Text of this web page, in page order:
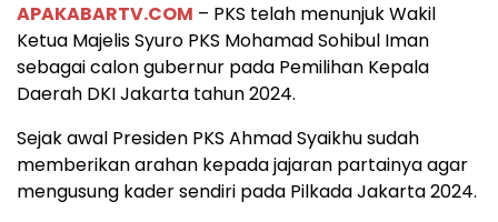
APAKABARTV.COM – PKS telah menunjuk Wakil
Ketua Majelis Syuro PKS Mohamad Sohibul Iman
sebagai calon gubernur pada Pemilihan Kepala
Daerah DKI Jakarta tahun 2024.
Sejak awal Presiden PKS Ahmad Syaikhu sudah
memberikan arahan kepada jajaran partainya agar
mengusung kader sendiri pada Pilkada Jakarta 2024.